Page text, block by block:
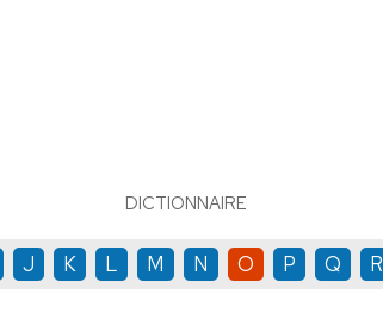
DICTIONNAIRE
J K L M N O P Q R